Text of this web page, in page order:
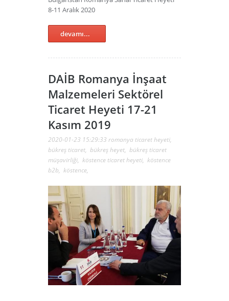
8-11 Aralık 2020
devamı...
DAİB Romanya İnşaat
Malzemeleri Sektörel
Ticaret Heyeti 17-21
Kasım 2019
2020-01-23 15:29:33 romanya ticaret heyeti,
bükreş ticaret, bükreş heyet, bükreş ticaret
müşavirliği, köstence ticaret heyeti, köstence
b2b, köstence,